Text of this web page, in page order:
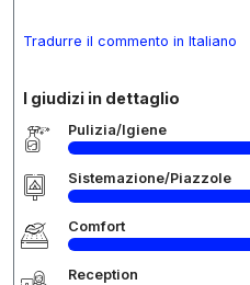
Tradurre il commento in Italiano
I giudizi in dettaglio
Pulizia/Igiene
Sistemazione/Piazzole
Comfort
Reception